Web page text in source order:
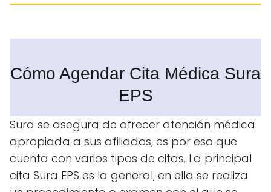
Cómo Agendar Cita Médica Sura
EPS
Sura se asegura de ofrecer atención médica
apropiada a sus afiliados, es por eso que
cuenta con varios tipos de citas. La principal
cita Sura EPS es la general, en ella se realiza